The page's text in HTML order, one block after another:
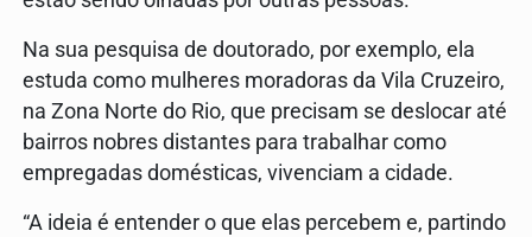
Na sua pesquisa de doutorado, por exemplo, ela
estuda como mulheres moradoras da Vila Cruzeiro,
na Zona Norte do Rio, que precisam se deslocar até
bairros nobres distantes para trabalhar como
empregadas domésticas, vivenciam a cidade.
“A ideia é entender o que elas percebem e, partindo